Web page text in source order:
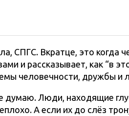
СПГС. Вкратце, это когда
и рассказывает, как “в
человечности, дружбы и
думаю. Люди, находящие
А если их до слёз